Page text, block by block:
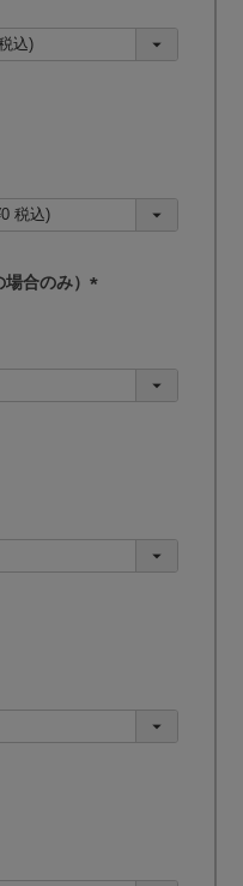
合のみ）
須
)